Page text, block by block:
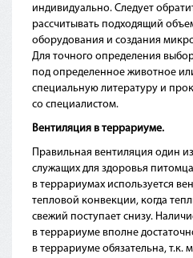
индивидуально. Следует
рассчитывать подходящий
оборудования и создания
Для точного определения
под определенное животное
специальную литературу и
со специалистом.
Вентиляция в террариуме.
Правильная вентиляция один
служащих для здоровья
в террариумах используется
тепловой конвекции, когда
свежий поступает снизу.
в террариуме вполне
в террариуме обязательна, т.к.